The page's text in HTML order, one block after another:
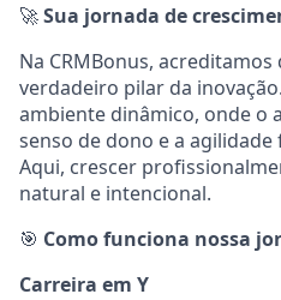
🚀Sua jornada de
Na CRMBonus, acreditamos
verdadeiro pilar da
ambiente dinâmico, onde o
senso de dono e a
Aqui, crescer
natural e intencional.
🎯 Como funciona nossa
Carreira em Y